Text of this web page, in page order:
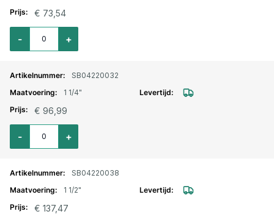
€ 73,54
Aantal voor Terugslagklep RVS horizontaal 1"
+
-
SB04220032
1 1/4"
€ 96,99
Aantal voor Terugslagklep RVS horizontaal 1.1/4"
+
-
SB04220038
1 1/2"
€ 137,47